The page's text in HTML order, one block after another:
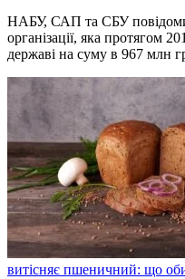
НАБУ, САП та СБУ
організації, яка протягом
державі на суму в 967 млн
витісняє пшеничний: що